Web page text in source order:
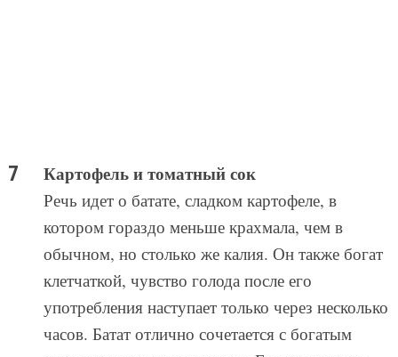
Картофель и томатный сок
Речь идет о батате, сладком картофеле, в
котором гораздо меньше крахмала, чем в
обычном, но столько же калия. Он также богат
клетчаткой, чувство голода после его
употребления наступает только через несколько
часов. Батат отлично сочетается с богатым